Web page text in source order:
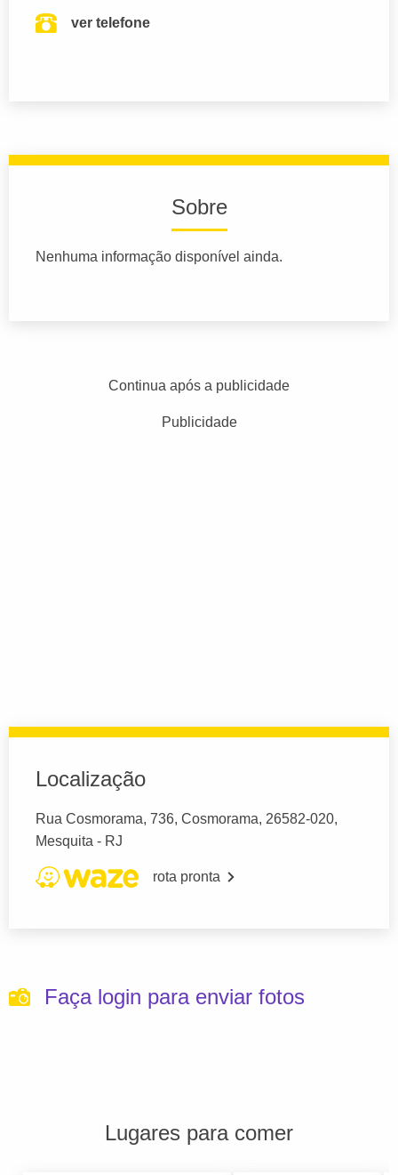
ver telefone
Sobre
Nenhuma informação disponível ainda.
Continua após a publicidade
Publicidade
Localização
Rua Cosmorama, 736, Cosmorama, 26582-020,
Mesquita - RJ
rota pronta
Faça login para enviar fotos
Lugares para comer